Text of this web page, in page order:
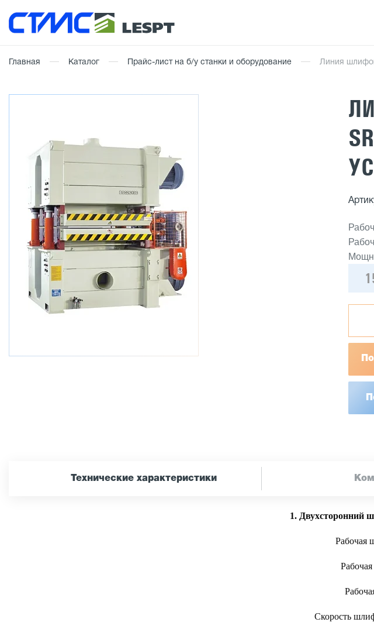
Главная Каталог Прайс-лист на б/у станки и оборудование Линия
Технические характеристики
1. Двухсторонний
Рабочая
Скорость